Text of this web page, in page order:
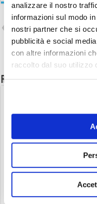
analizzare il nostro
informazioni sul modo
nostri partner che si
pubblicità e social
con altre informazioni
raccolto dal suo utilizzo
Previous
Piscine fuori terra Swing
WICKER
Related Articles